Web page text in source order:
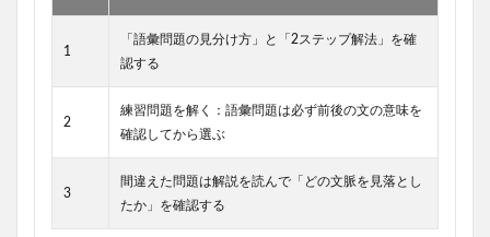
1
「語彙問題の見分け方」と「2ステップ解法」を確
認する
2
練習問題を解く：語彙問題は必ず前後の文の意味を
確認してから選ぶ
3
間違えた問題は解説を読んで「どの文脈を見落とし
たか」を確認する